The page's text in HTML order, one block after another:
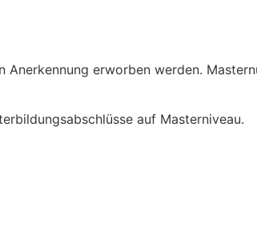
erworben werden.
auf Masterniveau.